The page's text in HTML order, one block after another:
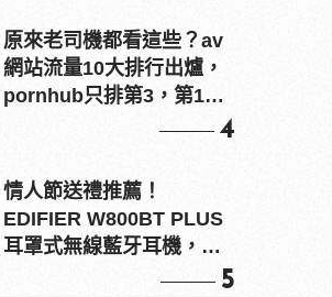
原來老司機都看這些？av
網站流量10大排行出爐，
pornhub只排第3，第1名
4
情人節送禮推薦！
EDIFIER W800BT PLUS
耳罩式無線藍牙耳機，在
5